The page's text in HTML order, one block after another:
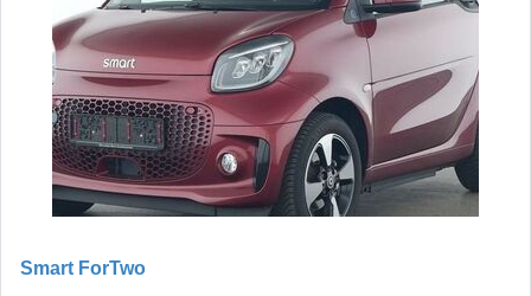
Smart ForTwo